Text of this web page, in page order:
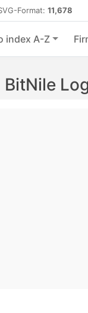
Format: 11,678
index A-Z
BitNile